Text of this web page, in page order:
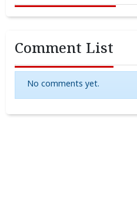
Comment List
No comments yet.